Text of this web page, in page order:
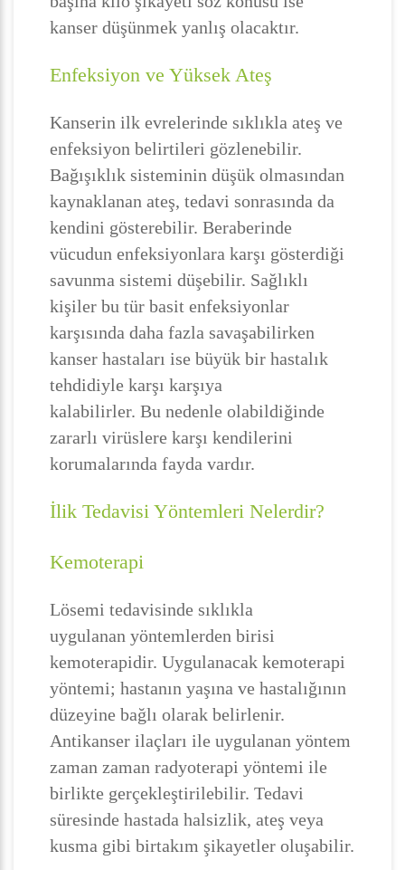
kanser düşünmek yanlış olacaktır.
Enfeksiyon ve Yüksek Ateş
Kanserin ilk evrelerinde sıklıkla ateş ve
enfeksiyon belirtileri gözlenebilir.
Bağışıklık sisteminin düşük olmasından
kaynaklanan ateş, tedavi sonrasında da
kendini gösterebilir. Beraberinde
vücudun enfeksiyonlara karşı gösterdiği
savunma sistemi düşebilir. Sağlıklı
kişiler bu tür basit enfeksiyonlar
karşısında daha fazla savaşabilirken
kanser hastaları ise büyük bir hastalık
tehdidiyle karşı karşıya
kalabilirler. Bu nedenle olabildiğinde
zararlı virüslere karşı kendilerini
korumalarında fayda vardır.
İlik Tedavisi Yöntemleri Nelerdir?
Kemoterapi
Lösemi tedavisinde sıklıkla
uygulanan yöntemlerden birisi
kemoterapidir. Uygulanacak kemoterapi
yöntemi; hastanın yaşına ve hastalığının
düzeyine bağlı olarak belirlenir.
Antikanser ilaçları ile uygulanan yöntem
zaman zaman radyoterapi yöntemi ile
birlikte gerçekleştirilebilir. Tedavi
süresinde hastada halsizlik, ateş veya
kusma gibi birtakım şikayetler oluşabilir.